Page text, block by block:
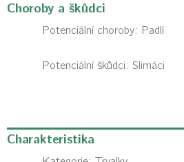
Choroby a škůdci
Potenciální choroby: Padlí
Potenciální škůdci: Slimáci
Charakteristika